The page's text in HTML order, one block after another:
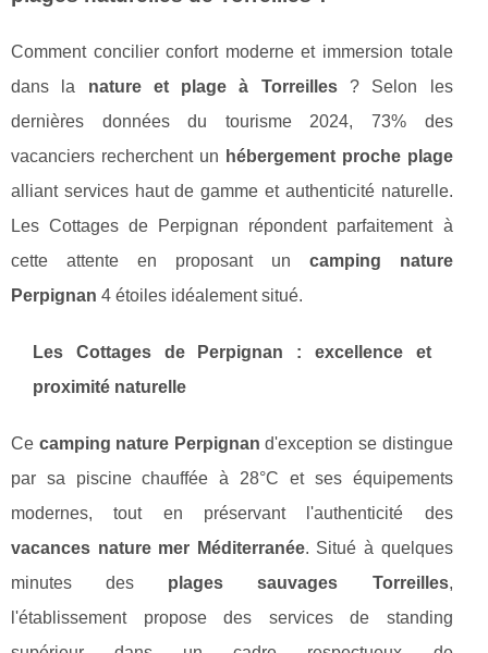
Comment concilier confort moderne et immersion totale
dans la nature et plage à Torreilles? Selon les
dernières données du tourisme 2024, 73% des
vacanciers recherchent un hébergement proche plage
alliant services haut de gamme et authenticité naturelle.
Les Cottages de Perpignan répondent parfaitement à
cette attente en proposant un camping nature
Perpignan 4 étoiles idéalement situé.
Les Cottages de Perpignan : excellence et
proximité naturelle
Ce camping nature Perpignan d'exception se distingue
par sa piscine chauffée à 28°C et ses équipements
modernes, tout en préservant l'authenticité des
vacances nature mer Méditerranée. Situé à quelques
minutes des plages sauvages Torreilles,
l'établissement propose des services de standing